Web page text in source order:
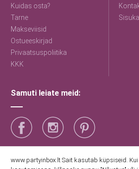
Kuidas osta?
Tarne
Makseviisid
Ostueeskirjad
Privaatsuspoliitika
KKK
Samuti leiate meid:
Saage esimestena uudiseid
www.partyinbox.lt Sait kasutab küpsiseid.